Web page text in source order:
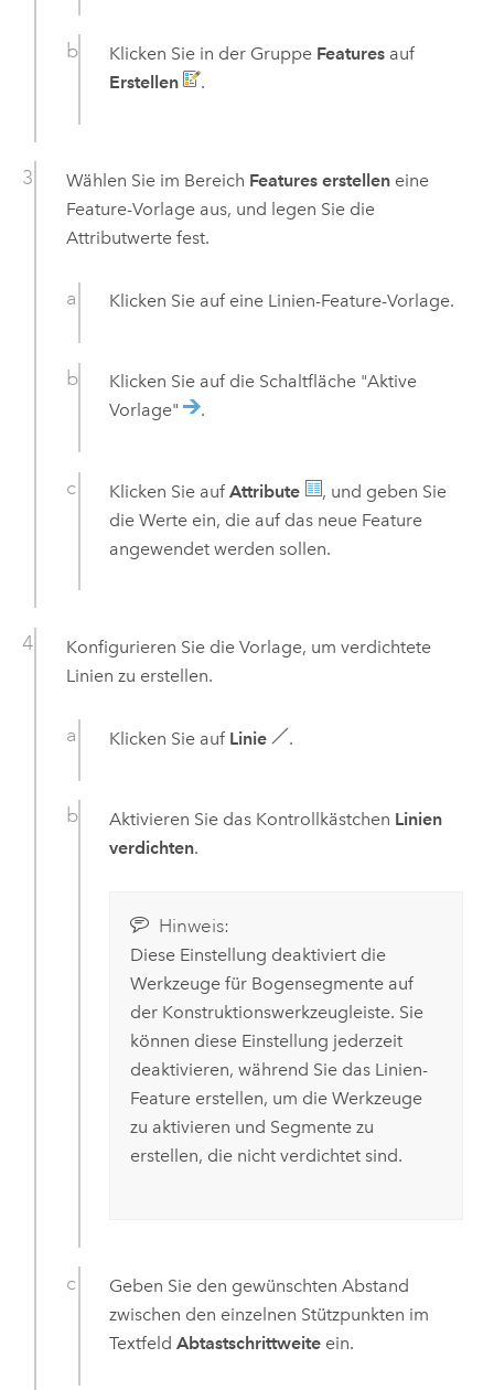
Klicken Sie in der Gruppe Features auf
Erstellen
.
Wählen Sie im Bereich Features erstelleneine
Feature-Vorlage aus, und legen Sie die
Attributwerte fest.
Klicken Sie auf eine Linien-Feature-Vorlage.
Klicken Sie auf die Schaltfläche "Aktive
Vorlage"
.
Klicken Sie aufAttribute
, und geben Sie
die Werte ein, die auf das neue Feature
angewendet werden sollen.
Konfigurieren Sie die Vorlage, um verdichtete
Linien zu erstellen.
Klicken Sie auf Linie .
Aktivieren Sie das Kontrollkästchen Linien
verdichten.
Hinweis:
Diese Einstellung deaktiviert die
Werkzeuge für Bogensegmente auf
der Konstruktionswerkzeugleiste. Sie
können diese Einstellung jederzeit
deaktivieren, während Sie das Linien-
Feature erstellen, um die Werkzeuge
zu aktivieren und Segmente zu
erstellen, die nicht verdichtet sind.
Geben Sie den gewünschten Abstand
zwischen den einzelnen Stützpunkten im
TextfeldAbtastschrittweite ein.